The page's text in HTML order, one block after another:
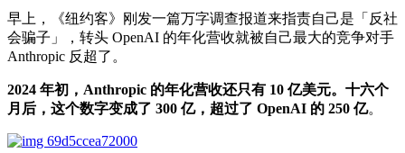
早上，《纽约客》刚发一篇万字调查报道来指责自己是「反社
会骗子」，转头 OpenAI 的年化营收就被自己最大的竞争对手
Anthropic 反超了。
2024 年初，Anthropic 的年化营收还只有 10 亿美元。十六个
月后，这个数字变成了 300 亿，超过了 OpenAI 的 250 亿。